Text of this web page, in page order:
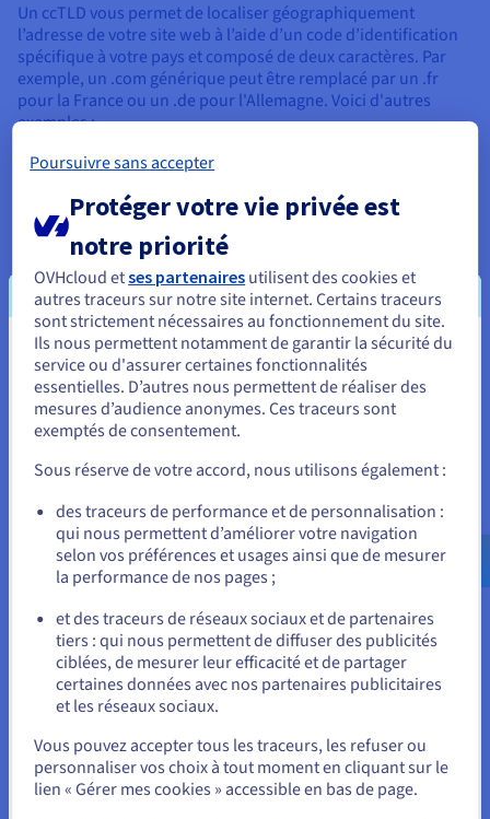
Un ccTLD vous permet de localiser géographiquement
l’adresse de votre site web à l’aide d’un code d’identification
spécifique à votre pays et composé de deux caractères. Par
exemple, un .com générique peut être remplacé par un .fr
pour la France ou un .de pour l'Allemagne. Voici d'autres
exemples :
.ph (Philippines)
.it (Italie)
.jp (Japan)
.cn (Chine)
Il existe également des ccTLD disponibles pour les pays non
anglophones. Ceux-ci incluent .한국 (Corée du Sud),
.சிங்கப்பூர் (Singapour) et .ไทย (Thaïlande).
Domaines de premier niveau sponsorisés
(sTLD)
Ces domaines de premier niveau sponsorisés ne peuvent être
déployés que pour un thème spécifique ou un objectif
communautaire. Ce n'est qu'une fois l'approbation obtenue
que l'organisation peut utiliser le sTLD. On peut citer par
exemple le .edu (qui ne peut être utilisé que par les
établissements d’enseignement américains) et le .aero (qui ne
peut être utilisé que par l’industrie aéronautique).
Quand choisir un gTLD ou un
ccTLD ?
Tout se résume aux besoins de l’entreprise ou de
l’organisation.
Vous semblez être localisé en États-
Unis.
Pour commander, rendez-vous sur le site de votre pays (États-
Allez sur le site États-Unis
us.ovhcloud.com/
Anglais USD - $
ou
Rester sur le site actuel
Sélectionner un autre site web
Poursuivre sans accepter
Protéger votre vie privée est
notre priorité
OVHcloud etses partenaires utilisent des cookies et
autres traceurs sur notre site internet. Certains traceurs
sont strictement nécessaires au fonctionnement du site.
Ils nous permettent notamment de garantir la sécurité du
service ou d'assurer certaines fonctionnalités
essentielles. D’autres nous permettent de réaliser des
mesures d’audience anonymes. Ces traceurs sont
exemptés de consentement.
Sous réserve de votre accord, nous utilisons également :
des traceurs de performance et de personnalisation :
qui nous permettent d’améliorer votre navigation
selon vos préférences et usages ainsi que de mesurer
la performance de nos pages ;
et des traceurs de réseaux sociaux et de partenaires
tiers : qui nous permettent de diffuser des publicités
ciblées, de mesurer leur efficacité et de partager
certaines données avec nos partenaires publicitaires
et les réseaux sociaux.
Vous pouvez accepter tous les traceurs, les refuser ou
personnaliser vos choix à tout moment en cliquant sur le
lien « Gérer mes cookies » accessible en bas de page.